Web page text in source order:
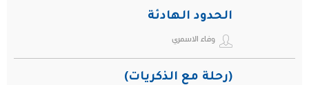
الحدود الهادئة
وفاء الاسمري
(رحلة مع الذكريات)